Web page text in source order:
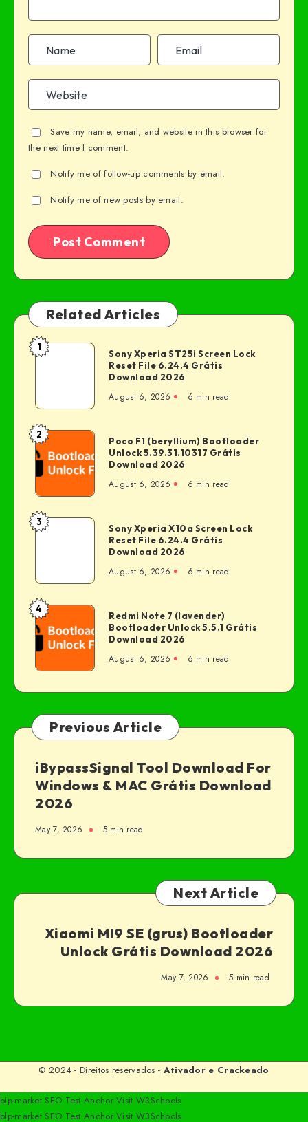
Save my name, email, and website in this browser for
the next time I comment.
Notify me of follow-up comments by email.
Notify me of new posts by email.
Related Articles
1
Sony Xperia ST25i Screen Lock
Reset File 6.24.4 Grátis
Download 2026
August 6, 2026 6 min read
2
Poco F1 (beryllium) Bootloader
Unlock 5.39.31.10317 Grátis
Download 2026
August 6, 2026 6 min read
3
Sony Xperia X10a Screen Lock
Reset File 6.24.4 Grátis
Download 2026
August 6, 2026 6 min read
4
Redmi Note 7 (lavender)
Bootloader Unlock 5.5.1 Grátis
Download 2026
August 6, 2026 6 min read
Previous Article
iBypassSignal Tool Download For
Windows & MAC Grátis Download
2026
May 7, 2026 5 min read
Next Article
Xiaomi MI9 SE (grus) Bootloader
Unlock Grátis Download 2026
May 7, 2026 5 min read
© 2024 - Direitos reservados - Ativador e Crackeado
blp-market SEO Test Anchor Visit W3Schools
blp-market SEO Test Anchor Visit W3Schools